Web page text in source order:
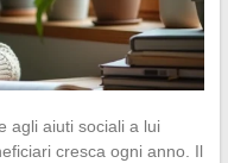
agli aiuti sociali a lui
cresca ogni anno. Il